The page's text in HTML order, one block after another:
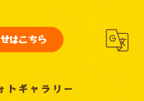
はこちら
トギャラリー